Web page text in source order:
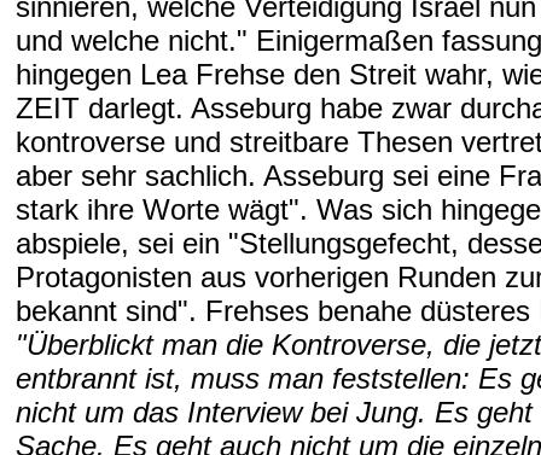
sinnieren, welche Verteidigung Israel
und welche nicht." Einigermaßen
hingegen Lea Frehse den Streit wahr,
ZEIT darlegt. Asseburg habe zwar
kontroverse und streitbare Thesen
aber sehr sachlich. Asseburg sei eine
stark ihre Worte wägt". Was sich
abspiele, sei ein "Stellungsgefecht,
Protagonisten aus vorherigen Runden
bekannt sind". Frehses benahe
"Überblickt man die Kontroverse, die
entbrannt ist, muss man feststellen: Es
nicht um das Interview bei Jung. Es
Sache. Es geht auch nicht um die